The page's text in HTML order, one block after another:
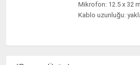
Mikrofon: 12.5 x 32
Kablo uzunluğu: